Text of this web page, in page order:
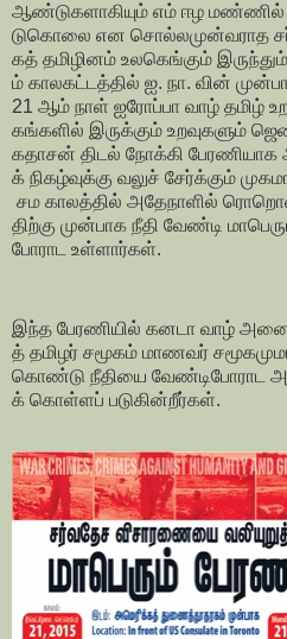
ஆண்டுகளாகியும் எம் ஈழ மண்ணில்
டுகொலை என சொல்லமுன்வராத
கத் தமிழினம் உலகெங்கும் இருந்தும்
ம் காலகட்டத்தில் ஐ. நா. வின்
21 ஆம் நாள் ஐரோப்பா வாழ் தமிழ்
கங்களில் இருக்கும் உறவுகளும்
கதாசன் திடல் நோக்கி பேரணியாக
க் நிகழ்வுக்கு வலுச் சேர்க்கும்
சம காலத்தில் அதேநாளில்
திற்கு முன்பாக நீதி வேண்டி
போராட
உள்ளார்கள்.
இந்த பேரணியில் கனடா வாழ்
த் தமிழர் சமூகம் மாணவர்
கொண்டு நீதியை வேண்டிபோராட
க் கொள்ளப் படுகின்றீர்கள்.